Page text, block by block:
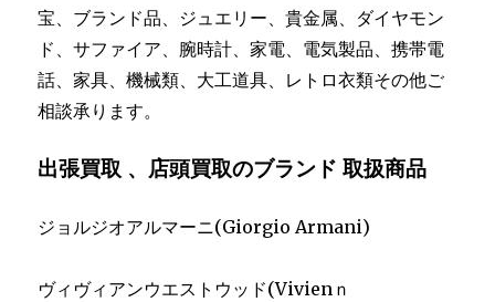
宝、ブランド品、ジュエリー、貴金属、ダイヤモン
ド、サファイア、腕時計、家電、電気製品、携帯電
話、家具、機械類、大工道具、レトロ衣類その他ご
相談承ります。
出張買取 、店頭買取のブランド 取扱商品
ジョルジオアルマーニ(Giorgio Armani)
ヴィヴィアンウエストウッド(Vivienｎ